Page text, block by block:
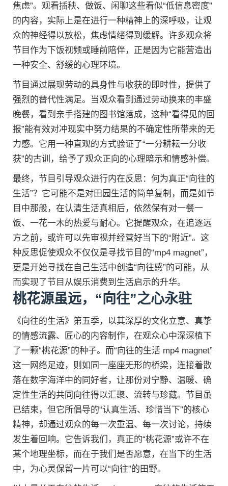
焦虑”。观看插秧、做饭、闲聊这些看似“低信息密度”
的内容，实际上是在进行一种精神上的深呼吸，让观
众的神经得以放松，焦虑情绪得到缓解。许多观众将
节目作为下饭视频或睡前陪伴，正是因为它能营造出
一种安全、舒缓的心理环境。
节目通过展现劳动的具身性与收获的即时性，提供了
强烈的替代性满足。当观众看到通过劳动换来的丰盛
晚餐，看到亲手搭建的图书馆落成，这种“看得见的回
报”能有效对冲现实中努力结果的不确定性所带来的无
力感。它用一种直观的方式验证了“一分耕耘一分收
获”的古训，给予了观众正向的心理暗示和情感补偿。
最终，节目引导观众进行内在反思：何为真正“向往的
生活”？它可能不是对田园生活的简单复制，而是如节
目中那般，在认清生活真相后，依然保有对一餐一
饭、一花一木的热爱与耐心。它提醒观众，在追逐远
方之前，或许可以先审视并经营好当下的“附近”。这
种反思促使观众不仅仅是寻找节目的“mp4 magnet”，
更是开始寻找在自己生活中创造“向往感”的可能，从
而实现了节目从娱乐消费到生活启示的升华。
桃花源虽远，“向往”之心永驻
《向往的生活》第五季，以其深厚的文化立意、真挚
的情感流露、匠心的内容制作，在观众心中深深植下
了一颗“桃花源”的种子。而“向往的生活 mp4 magnet”
这一网络足迹，则如同一座座无形的桥梁，连接着散
落在数字海洋中的同好者，让那份对宁静、温暖、确
定性生活的共同向往得以汇聚、流转与珍藏。节目虽
已结束，但它所倡导的“认真生活、珍惜当下”的核心
精神，却通过观众的每一次重温、每一次讨论，持续
发生着回响。它告诉我们，真正的“桃花源”或许不在
某个地理坐标，而在于我们是否愿意，在当下的生活
中，为心灵保留一片可以“向往”的田野。